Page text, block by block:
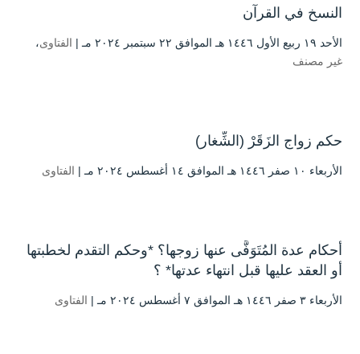
النسخ في القرآن
الأحد ۱۹ ربيع الأول ۱٤٤٦ هـ الموافق ۲۲ سبتمبر ۲۰۲٤ مـ | الفتاوى،
غير مصنف
حكم زواج الزَقَرْ (الشِّغار)
الأربعاء ۱۰ صفر ۱٤٤٦ هـ الموافق ۱٤ أغسطس ۲۰۲٤ مـ | الفتاوى
أحكام عدة المُتَوَفَّى عنها زوجها؟ *وحكم التقدم لخطبتها
أو العقد عليها قبل انتهاء عدتها* ؟
الأربعاء ۳ صفر ۱٤٤٦ هـ الموافق ۷ أغسطس ۲۰۲٤ مـ | الفتاوى